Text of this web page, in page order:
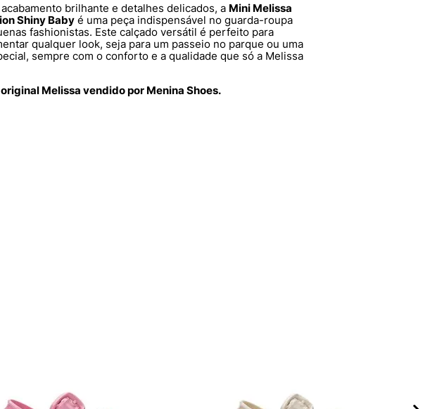
brilhante e detalhes delicados, a Mini Melissa
Shiny Baby é uma peça indispensável no guarda-roupa
fashionistas. Este calçado versátil é perfeito para
qualquer look, seja para um passeio no parque ou uma
sempre com o conforto e a qualidade que só a Melissa
Melissa vendido por Menina Shoes.